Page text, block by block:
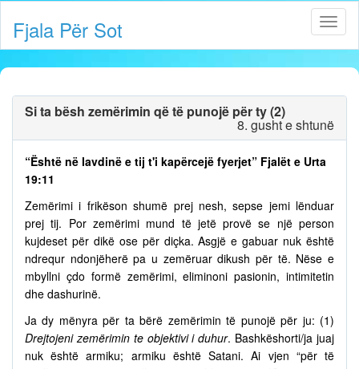
Fjala Për Sot
Si ta bësh zemërimin që të punojë për ty (2)
8. gusht e shtunë
“Është në lavdinë e tij t'i kapërcejë fyerjet” Fjalët e Urta
19:11
Zemërimi i frikëson shumë prej nesh, sepse jemi lënduar
prej tij. Por zemërimi mund të jetë provë se një person
kujdeset për dikë ose për diçka. Asgjë e gabuar nuk është
ndrequr ndonjëherë pa u zemëruar dikush për të. Nëse e
mbyllni çdo formë zemërimi, eliminoni pasionin, intimitetin
dhe dashurinë.
Ja dy mënyra për ta bërë zemërimin të punojë për ju: (1)
Drejtojeni zemërimin te objektivi i duhur. Bashkëshorti/ja juaj
nuk është armiku; armiku është Satani. Ai vjen “për të